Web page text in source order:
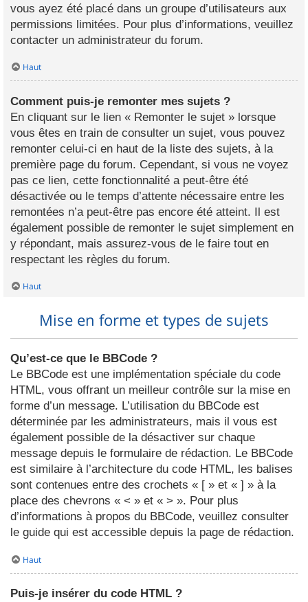
vous ayez été placé dans un groupe d’utilisateurs aux
permissions limitées. Pour plus d’informations, veuillez
contacter un administrateur du forum.
Haut
Comment puis-je remonter mes sujets ?
En cliquant sur le lien « Remonter le sujet » lorsque
vous êtes en train de consulter un sujet, vous pouvez
remonter celui-ci en haut de la liste des sujets, à la
première page du forum. Cependant, si vous ne voyez
pas ce lien, cette fonctionnalité a peut-être été
désactivée ou le temps d’attente nécessaire entre les
remontées n’a peut-être pas encore été atteint. Il est
également possible de remonter le sujet simplement en
y répondant, mais assurez-vous de le faire tout en
respectant les règles du forum.
Haut
Mise en forme et types de sujets
Qu’est-ce que le BBCode ?
Le BBCode est une implémentation spéciale du code
HTML, vous offrant un meilleur contrôle sur la mise en
forme d’un message. L’utilisation du BBCode est
déterminée par les administrateurs, mais il vous est
également possible de la désactiver sur chaque
message depuis le formulaire de rédaction. Le BBCode
est similaire à l’architecture du code HTML, les balises
sont contenues entre des crochets « [ » et « ] » à la
place des chevrons « < » et « > ». Pour plus
d’informations à propos du BBCode, veuillez consulter
le guide qui est accessible depuis la page de rédaction.
Haut
Puis-je insérer du code HTML ?